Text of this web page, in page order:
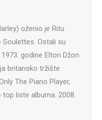
oženio je Ritu
Soulettes. Ostali su
godine Elton Džon
britansko tržište
The Piano Player,
liste albuma. 2008.